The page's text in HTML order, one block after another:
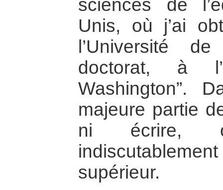
sciences de
Unis, où j’ai
l’Université
doctorat, à
Washington”.
majeure partie
ni écrire,
supérieur.